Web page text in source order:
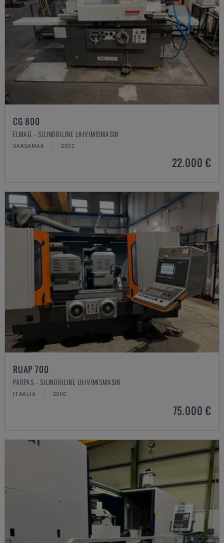
CG 800
ELMAG - SILINDRILINE LIHVIMISMASIN
SAKSAMAA 2022
22.000 €
RUAP 700
PARPAS - SILINDRILINE LIHVIMISMASIN
ITAALIA 2000
75.000 €